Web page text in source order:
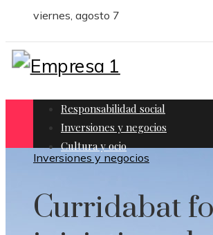
viernes, agosto 7
Responsabilidad social
Inversiones y negocios
Cultura y ocio
Inversiones y negocios
Curridabat